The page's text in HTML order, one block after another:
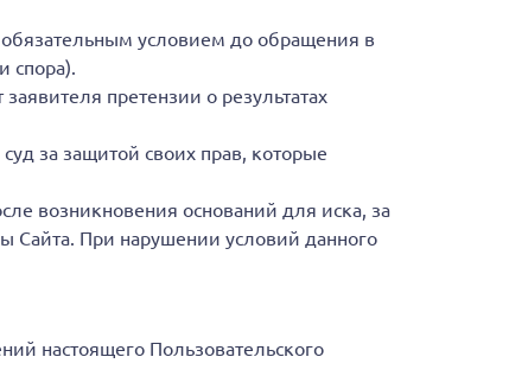
условием до обращения в
спора).
претензии о результатах
за защитой своих прав, которые
возникновения оснований для иска, за
Сайта. При нарушении условий данного
настоящего Пользовательского